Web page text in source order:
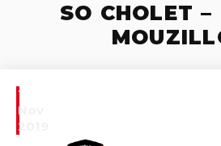
SO CHOLET –
17
Nov
2019